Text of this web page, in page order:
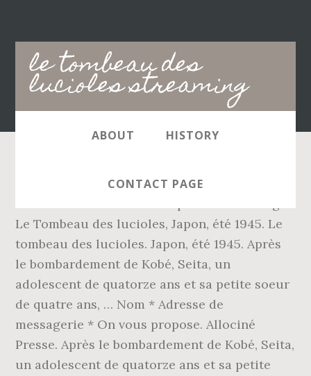
le tombeau des
lucioles streaming
Main
navigation
ABOUT HISTORY
CONTACT PAGE
Sa jeune sœur Setsuko en a quatre. Laisser un
Le Tombeau des lucioles, Japon, été 1945. Le
tombeau des lucioles. Japon, été 1945. Après
le bombardement de Kobé, Seita, un
adolescent de quatorze ans et sa petite soeur
de quatre ans, … Nom * Adresse de
messagerie * On vous propose. Allociné
Presse. Après le bombardement de Kobé, Seita,
un adolescent de quatorze ans et sa petite